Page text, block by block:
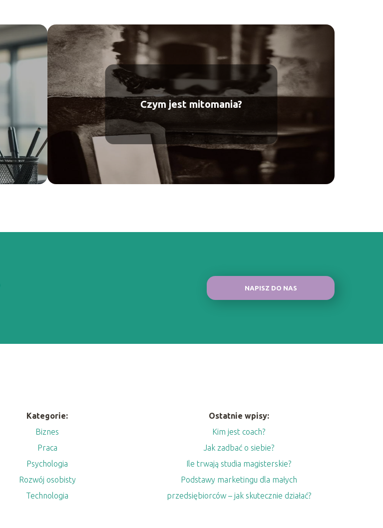
Czym jest mitomania?
NAPISZ DO NAS
Kategorie:
Biznes
Praca
Psychologia
Rozwój osobisty
Technologia
Ostatnie wpisy:
Kim jest coach?
Jak zadbać o siebie?
Ile trwają studia magisterskie?
Podstawy marketingu dla małych
przedsiębiorców – jak skutecznie działać?